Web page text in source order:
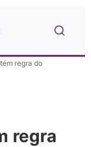
regra do
regra